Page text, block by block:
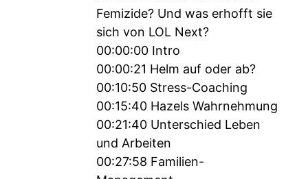
Femizide? Und was erhofft sie
sich von LOL Next?
00:00:00 Intro
00:00:21 Helm auf oder ab?
00:10:50 Stress-Coaching
00:15:40 Hazels Wahrnehmung
00:21:40 Unterschied Leben
und Arbeiten
00:27:58 Familien-